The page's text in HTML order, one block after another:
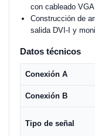
con cableado
Construcción de
salida DVI-I y
Datos técnicos
Conexión A
Conexión B
Tipo de señal